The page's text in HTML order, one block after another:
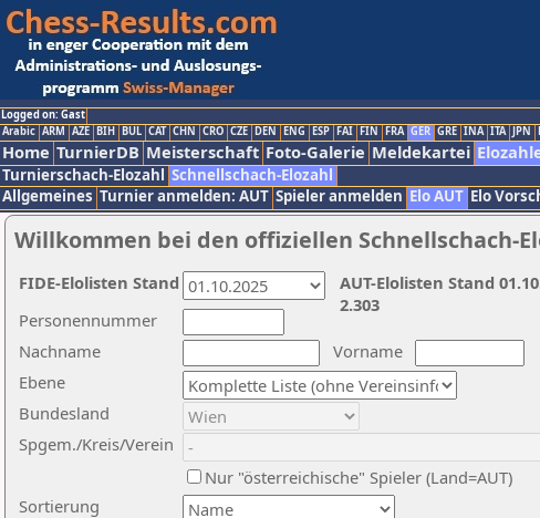
Logged on: Gast
Arabic ARM AZE BIH BUL CAT CHN CRO CZE DEN ENG ESP FAI FIN FRA GER GRE INA ITA JPN
Home TurnierDB Meisterschaft Foto-Galerie Meldekartei
Turnierschach-Elozahl Schnellschach-Elozahl
Allgemeines Turnier anmelden: AUT Spieler anmelden Elo AUT Elo
Willkommen bei den offiziellen Schnellschach-
Nachname
Vorname
Ebene
Sortierung
Personennummer
Bundesland
Spgem./Kreis/Verein
Nur "österreichische" Spieler (Land=AUT)
AUT-Elolisten Stand
2.303
FIDE-Elolisten Stand